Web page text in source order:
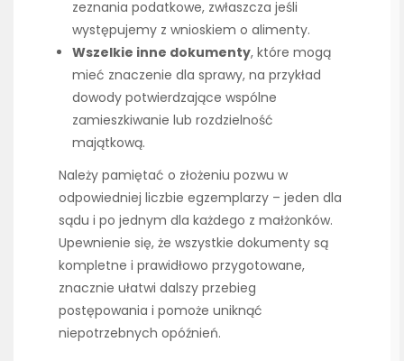
zeznania podatkowe, zwłaszcza jeśli
występujemy z wnioskiem o alimenty.
Wszelkie inne dokumenty, które mogą
mieć znaczenie dla sprawy, na przykład
dowody potwierdzające wspólne
zamieszkiwanie lub rozdzielność
majątkową.
Należy pamiętać o złożeniu pozwu w
odpowiedniej liczbie egzemplarzy – jeden dla
sądu i po jednym dla każdego z małżonków.
Upewnienie się, że wszystkie dokumenty są
kompletne i prawidłowo przygotowane,
znacznie ułatwi dalszy przebieg
postępowania i pomoże uniknąć
niepotrzebnych opóźnień.